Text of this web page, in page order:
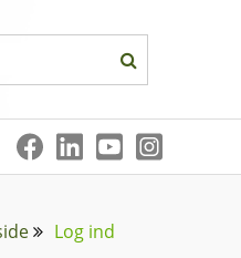
Log ind